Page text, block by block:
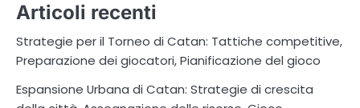
Articoli recenti
Strategie per il Torneo di Catan: Tattiche competitive,
Preparazione dei giocatori, Pianificazione del gioco
Espansione Urbana di Catan: Strategie di crescita